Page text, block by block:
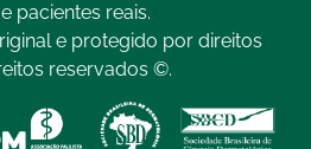
pacientes reais.
e protegido por direitos
reservados ©.